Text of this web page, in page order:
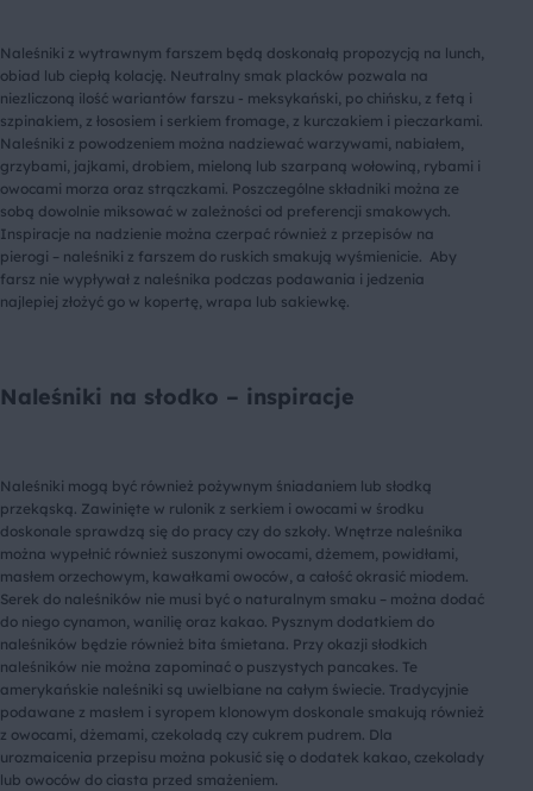
Naleśniki z wytrawnym farszem będą doskonałą propozycją na lunch,
obiad lub ciepłą kolację. Neutralny smak placków pozwala na
niezliczoną ilość wariantów farszu - meksykański, po chińsku, z fetą i
szpinakiem, z łososiem i serkiem fromage, z kurczakiem i pieczarkami.
Naleśniki z powodzeniem można nadziewać warzywami, nabiałem,
grzybami, jajkami, drobiem, mieloną lub szarpaną wołowiną, rybami i
owocami morza oraz strączkami. Poszczególne składniki można ze
sobą dowolnie miksować w zależności od preferencji smakowych.
Inspiracje na nadzienie można czerpać również z przepisów na
pierogi – naleśniki z farszem do ruskich smakują wyśmienicie. Aby
farsz nie wypływał z naleśnika podczas podawania i jedzenia
najlepiej złożyć go w kopertę, wrapa lub sakiewkę.
Naleśniki na słodko – inspiracje
Naleśniki mogą być również pożywnym śniadaniem lub słodką
przekąską. Zawinięte w rulonik z serkiem i owocami w środku
doskonale sprawdzą się do pracy czy do szkoły. Wnętrze naleśnika
można wypełnić również suszonymi owocami, dżemem, powidłami,
masłem orzechowym, kawałkami owoców, a całość okrasić miodem.
Serek do naleśników nie musi być o naturalnym smaku – można dodać
do niego cynamon, wanilię oraz kakao. Pysznym dodatkiem do
naleśników będzie również bita śmietana. Przy okazji słodkich
naleśników nie można zapominać o puszystych pancakes. Te
amerykańskie naleśniki są uwielbiane na całym świecie. Tradycyjnie
podawane z masłem i syropem klonowym doskonale smakują również
z owocami, dżemami, czekoladą czy cukrem pudrem. Dla
urozmaicenia przepisu można pokusić się o dodatek kakao, czekolady
lub owoców do ciasta przed smażeniem.